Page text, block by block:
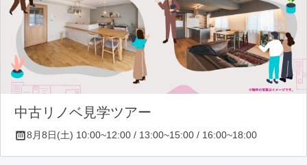
中古リノベ見学ツアー
8月8日(土) 10:00~12:00 / 13:00~15:00 / 16:00~18:00